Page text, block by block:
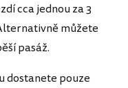
cca jednou za 3
můžete
pasáž.
dostanete pouze